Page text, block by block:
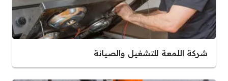
شركة اللمعة للتشغيل والصيانة